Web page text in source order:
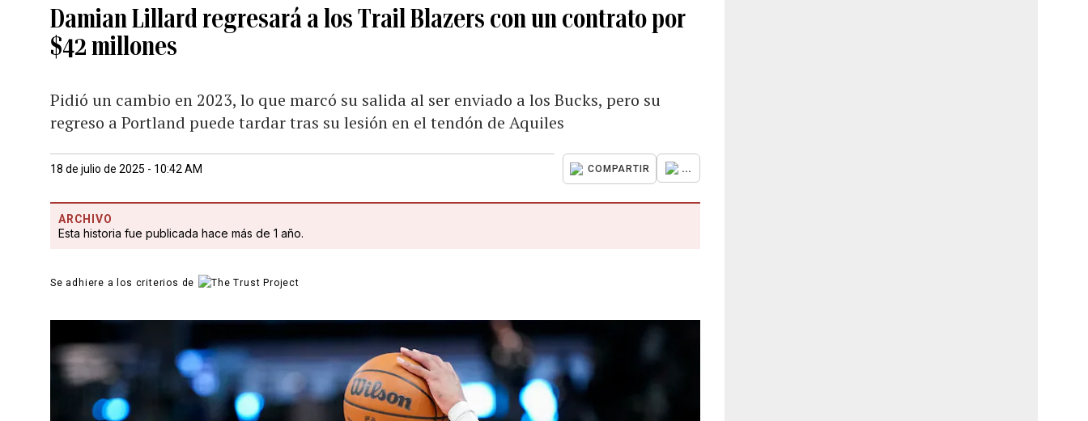
Damian Lillard regresará a los Trail Blazers con un contrato por
$42 millones
Pidió un cambio en 2023, lo que marcó su salida al ser enviado a los Bucks, pero su
regreso a Portland puede tardar tras su lesión en el tendón de Aquiles
18 de julio de 2025 - 10:42 AM COMPARTIR ...
ARCHIVO
Esta historia fue publicada hace más de 1 año.
Se adhiere a los criterios de